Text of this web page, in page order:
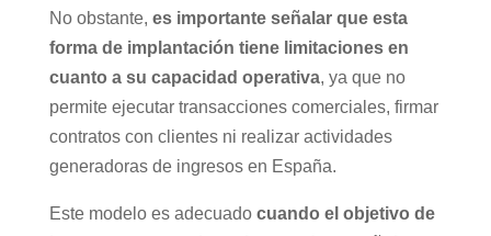
No obstante, es importante señalar que esta
forma de implantación tiene limitaciones en
cuanto a su capacidad operativa, ya que no
permite ejecutar transacciones comerciales, firmar
contratos con clientes ni realizar actividades
generadoras de ingresos en España.
Este modelo es adecuadocuando el objetivo de